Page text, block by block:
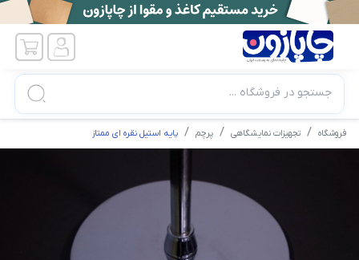
جستجو در فروشگاه ...
فروشگاه تجهیزات نمایشگاهی پرچم پایه استیل نقره ای ممتاز